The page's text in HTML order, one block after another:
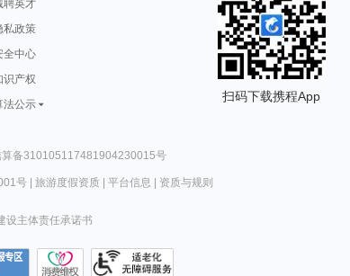
聘英才
私政策
全中心
识产权
法公示
扫码下载携程App
算备310105117481904230015号
号| 旅游度假资质| 平台信息 资质与规则
设主体责任承诺书